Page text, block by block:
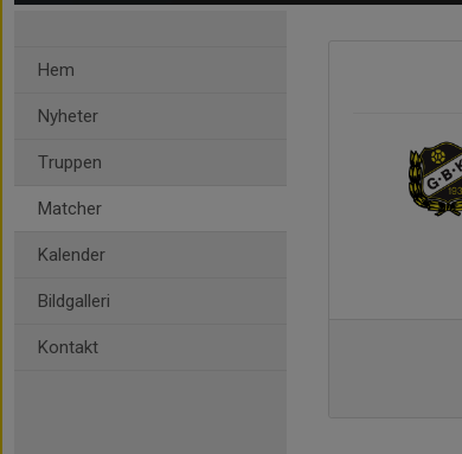
Hem
Nyheter
Truppen
Matcher
Kalender
Bildgalleri
Kontakt